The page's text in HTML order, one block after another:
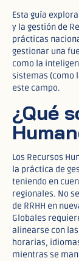
Esta guía
y la gestión de
prácticas
gestionar una
como la
sistemas (como
este campo.
¿Qué
Los Recursos
la práctica de
teniendo en
regionales. No
de RRHH en
Globales
alinearse con
horarias,
mientras se